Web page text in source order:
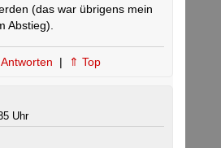
(das war übrigens mein
Abstieg).
Antworten | ⇑ Top
Uhr